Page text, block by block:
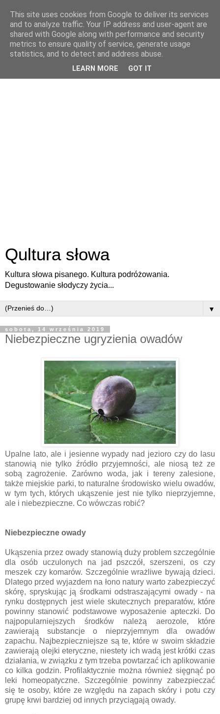
Qultura słowa
Kultura słowa pisanego. Kultura podróżowania.
Degustowanie słodyczy życia...
▼
sobota, 14 września 2019
Niebezpieczne ugryzienia owadów
Upalne lato, ale i jesienne wypady nad jezioro czy do lasu
stanowią nie tylko źródło przyjemności, ale niosą też ze
sobą zagrożenie. Zarówno woda, jak i tereny zalesione,
także miejskie parki, to naturalne środowisko wielu owadów,
w tym tych, których ukąszenie jest nie tylko nieprzyjemne,
ale i niebezpieczne. Co wówczas robić?
Niebezpieczne owady
Ukąszenia przez owady stanowią duży problem szczególnie
dla osób uczulonych na jad pszczół, szerszeni, os czy
meszek czy komarów. Szczególnie wrażliwe bywają dzieci.
Dlatego przed wyjazdem na łono natury warto zabezpieczyć
skórę, spryskując ją środkami odstraszającymi owady - na
rynku dostępnych jest wiele skutecznych preparatów, które
powinny stanowić podstawowe wyposażenie apteczki. Do
najpopularniejszych środków należą aerozole, które
zawierają substancje o nieprzyjemnym dla owadów
zapachu. Najbezpieczniejsze są te, które w swoim składzie
zawierają olejki eteryczne, niestety ich wadą jest krótki czas
działania, w związku z tym trzeba powtarzać ich aplikowanie
co kilka godzin. Profilaktycznie można również sięgnąć po
leki homeopatyczne. Szczególnie powinny zabezpieczać
się te osoby, które ze względu na zapach skóry i potu czy
grupę krwi bardziej od innych przyciągają owady.
This site uses cookies from Google to deliver its services
and to analyze traffic. Your IP address and user-agent are
shared with Google along with performance and security
metrics to ensure quality of service, generate usage
statistics, and to detect and address abuse.
LEARN MORE GOT IT